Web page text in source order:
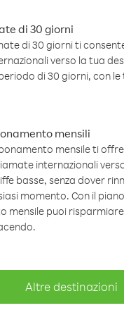
di 30 giorni
di 30 giorni ti
verso la tua
di 30 giorni, con
mensili
mensile ti
internazionali
basse, senza dover
momento. Con il
mensile puoi
Altre destinazioni